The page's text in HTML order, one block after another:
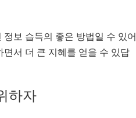
보 습득의 좋은 방법일 수 있어
서 더 큰 지혜를 얻을 수 있답
하자